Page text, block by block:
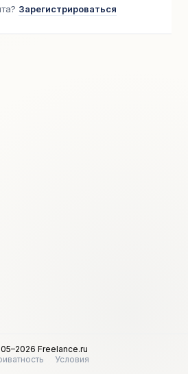
Зарегистрироваться
Freelance.ru
Условия